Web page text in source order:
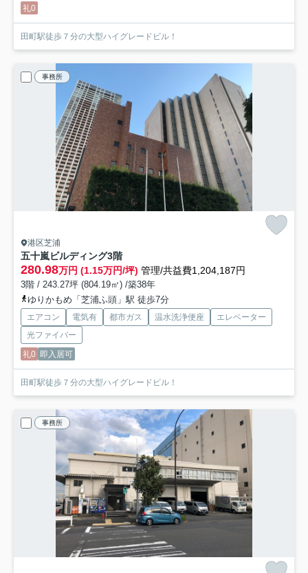
礼0
田町駅徒歩７分の大型ハイグレードビル！
事務所
港区芝浦
五十嵐ビルディング3階
280.98万円 (1.15万円/坪) 管理/共益費1,204,187円
3階 / 243.27坪 (804.19㎡) /築38年
ゆりかもめ「芝浦ふ頭」駅 徒歩7分
エアコン 電気有 都市ガス 温水洗浄便座
エレベーター
光ファイバー
礼0 即入居可
田町駅徒歩７分の大型ハイグレードビル！
事務所